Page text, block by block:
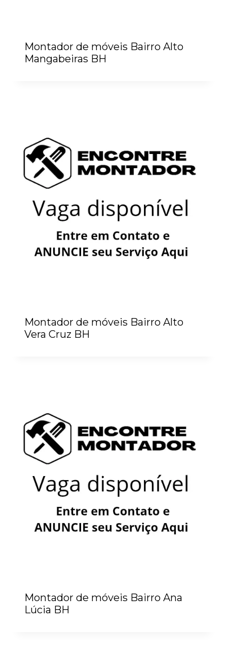
Montador de móveis Bairro Alto
Mangabeiras BH
Montador de móveis Bairro Alto
Vera Cruz BH
Montador de móveis Bairro Ana
Lúcia BH